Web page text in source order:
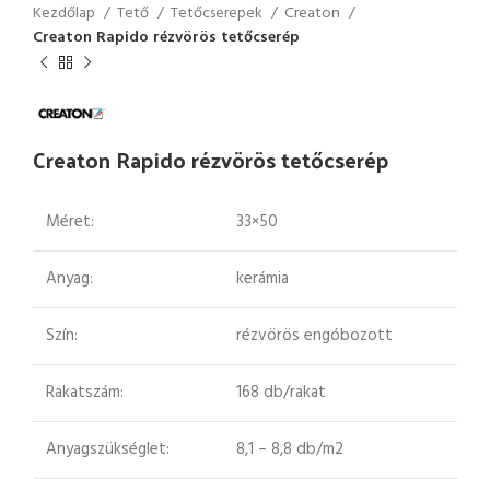
Kezdőlap Tető Tetőcserepek
Creaton
Creaton Rapido rézvörös tetőcserép
Creaton Rapido rézvörös tetőcserép
Méret: 33×50
Anyag: kerámia
Szín: rézvörös engóbozott
Rakatszám: 168 db/rakat
Anyagszükséglet: 8,1 – 8,8 db/m2